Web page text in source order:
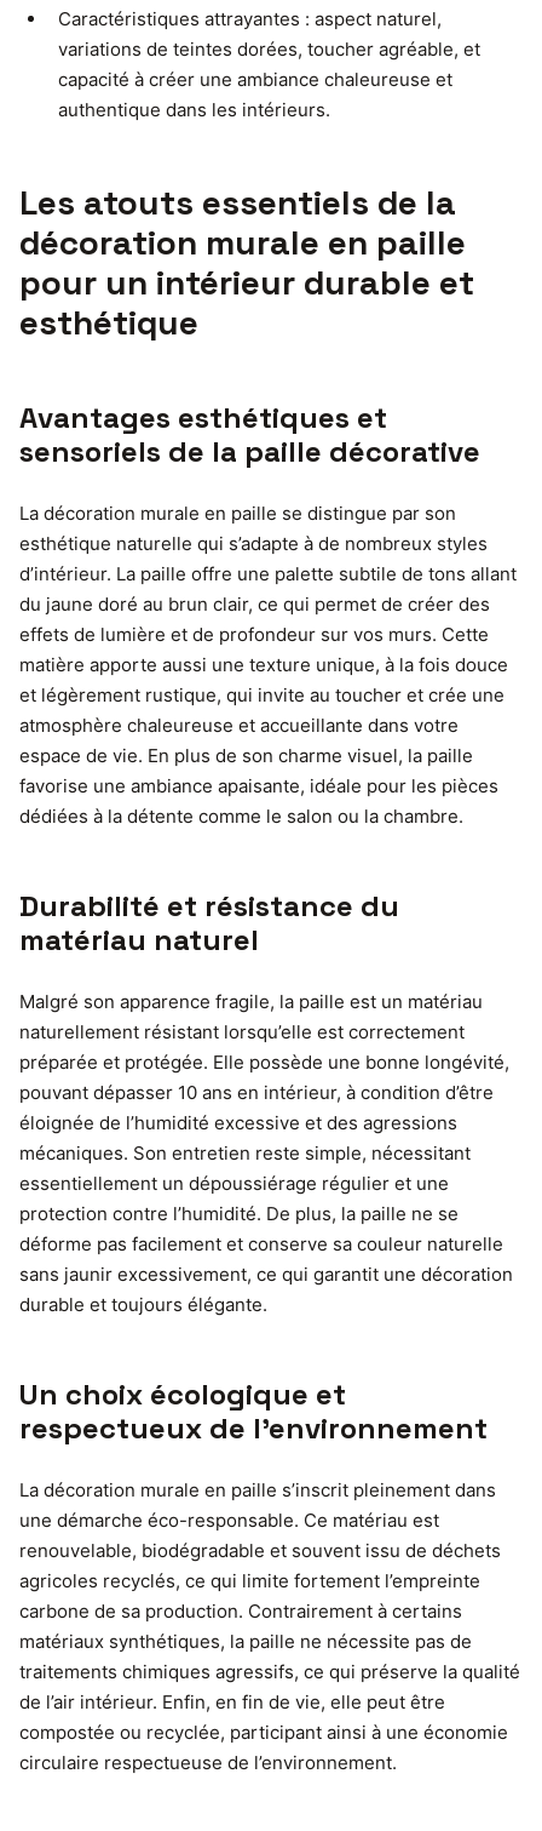
Caractéristiques attrayantes : aspect naturel,
variations de teintes dorées, toucher agréable, et
capacité à créer une ambiance chaleureuse et
authentique dans les intérieurs.
Les atouts essentiels de la
décoration murale en paille
pour un intérieur durable et
esthétique
Avantages esthétiques et
sensoriels de la paille décorative
La décoration murale en paille se distingue par son
esthétique naturelle qui s’adapte à de nombreux styles
d’intérieur. La paille offre une palette subtile de tons allant
du jaune doré au brun clair, ce qui permet de créer des
effets de lumière et de profondeur sur vos murs. Cette
matière apporte aussi une texture unique, à la fois douce
et légèrement rustique, qui invite au toucher et crée une
atmosphère chaleureuse et accueillante dans votre
espace de vie. En plus de son charme visuel, la paille
favorise une ambiance apaisante, idéale pour les pièces
dédiées à la détente comme le salon ou la chambre.
Durabilité et résistance du
matériau naturel
Malgré son apparence fragile, la paille est un matériau
naturellement résistant lorsqu’elle est correctement
préparée et protégée. Elle possède une bonne longévité,
pouvant dépasser 10 ans en intérieur, à condition d’être
éloignée de l’humidité excessive et des agressions
mécaniques. Son entretien reste simple, nécessitant
essentiellement un dépoussiérage régulier et une
protection contre l’humidité. De plus, la paille ne se
déforme pas facilement et conserve sa couleur naturelle
sans jaunir excessivement, ce qui garantit une décoration
durable et toujours élégante.
Un choix écologique et
respectueux de l’environnement
La décoration murale en paille s’inscrit pleinement dans
une démarche éco-responsable. Ce matériau est
renouvelable, biodégradable et souvent issu de déchets
agricoles recyclés, ce qui limite fortement l’empreinte
carbone de sa production. Contrairement à certains
matériaux synthétiques, la paille ne nécessite pas de
traitements chimiques agressifs, ce qui préserve la qualité
de l’air intérieur. Enfin, en fin de vie, elle peut être
compostée ou recyclée, participant ainsi à une économie
circulaire respectueuse de l’environnement.